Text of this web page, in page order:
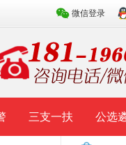
微信登录
三支一扶 公选